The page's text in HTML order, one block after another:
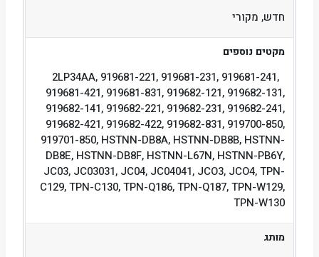
חדש, מקורי
מקטים נוספים
2LP34AA, 919681-221, 919681-231, 919681-241,
919681-421, 919681-831, 919682-121, 919682-131,
919682-141, 919682-221, 919682-231, 919682-241,
919682-421, 919682-422, 919682-831, 919700-850,
919701-850, HSTNN-DB8A, HSTNN-DB8B, HSTNN-
DB8E, HSTNN-DB8F, HSTNN-L67N, HSTNN-PB6Y,
JC03, JC03031, JC04, JC04041, JCO3, JCO4, TPN-
C129, TPN-C130, TPN-Q186, TPN-Q187, TPN-W129,
TPN-W130
מותג